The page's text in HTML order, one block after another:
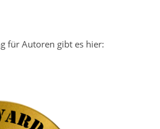
für Autoren gibt es hier: